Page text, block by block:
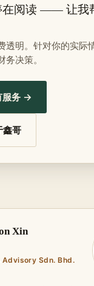
在阅读 —— 让我
透明。针对你的实际
务决策。
服务 →
鑫哥
Xin
Advisory Sdn. Bhd.